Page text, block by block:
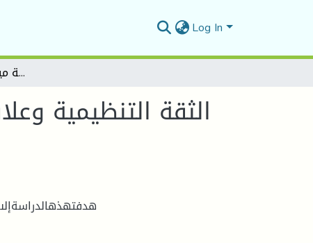
Log In
الثقة التنظيمية وعلاقتها بالسلوكيات المضادة للإنتاج لدى العاملين بعقود ما قبل التشغيل دراسة ميدانية ببلديات المسيلة
الثقة التنظيمية